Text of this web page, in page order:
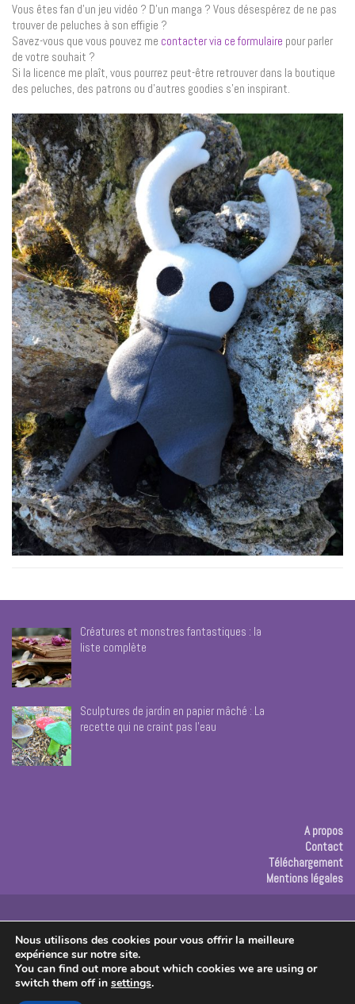
Vous êtes fan d’un jeu vidéo ? D’un manga ? Vous désespérez de ne pas
trouver de peluches à son effigie ?
Savez-vous que vous pouvez me contacter via ce formulaire pour parler
de votre souhait ?
Si la licence me plaît, vous pourrez peut-être retrouver dans la boutique
des peluches, des patrons ou d’autres goodies s’en inspirant.
Créatures et monstres fantastiques : la
liste complète
Sculptures de jardin en papier mâché : La
recette qui ne craint pas l’eau
A propos
Contact
Téléchargement
Mentions légales
Copyright © 2026 Les créas de Rose
Nous utilisons des cookies pour vous offrir la meilleure
expérience sur notre site.
You can find out more about which cookies we are using or
switch them off in settings.